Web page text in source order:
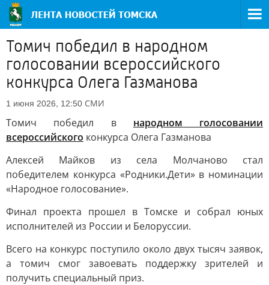
Томич победил в народном
голосовании всероссийского
конкурса Олега Газманова
1 июня 2026, 12:50 СМИ
Томич победил в народном голосовании
всероссийского конкурса Олега Газманова
Алексей Майков из села Молчаново стал
победителем конкурса «Родники.Дети» в номинации
«Народное голосование».
Финал проекта прошел в Томске и собрал юных
исполнителей из России и Белоруссии.
Всего на конкурс поступило около двух тысяч заявок,
а томич смог завоевать поддержку зрителей и
получить специальный приз.